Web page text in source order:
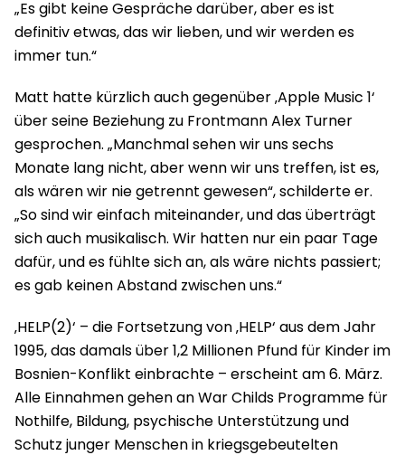
„Es gibt keine Gespräche darüber, aber es ist
definitiv etwas, das wir lieben, und wir werden es
immer tun.“
Matt hatte kürzlich auch gegenüber ‚Apple Music 1‘
über seine Beziehung zu Frontmann Alex Turner
gesprochen. „Manchmal sehen wir uns sechs
Monate lang nicht, aber wenn wir uns treffen, ist es,
als wären wir nie getrennt gewesen“, schilderte er.
„So sind wir einfach miteinander, und das überträgt
sich auch musikalisch. Wir hatten nur ein paar Tage
dafür, und es fühlte sich an, als wäre nichts passiert;
es gab keinen Abstand zwischen uns.“
‚HELP(2)‘ – die Fortsetzung von ‚HELP‘ aus dem Jahr
1995, das damals über 1,2 Millionen Pfund für Kinder im
Bosnien-Konflikt einbrachte – erscheint am 6. März.
Alle Einnahmen gehen an War Childs Programme für
Nothilfe, Bildung, psychische Unterstützung und
Schutz junger Menschen in kriegsgebeutelten